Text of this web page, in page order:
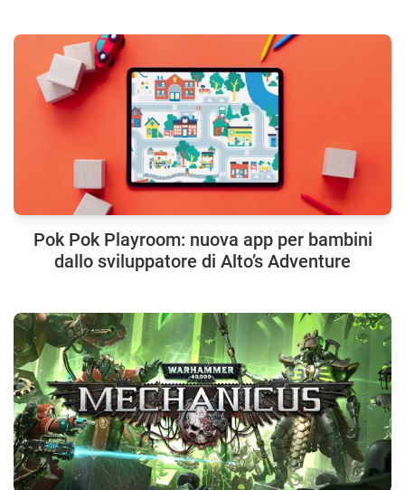
Pok Pok Playroom: nuova app per bambini
dallo sviluppatore di Alto’s Adventure